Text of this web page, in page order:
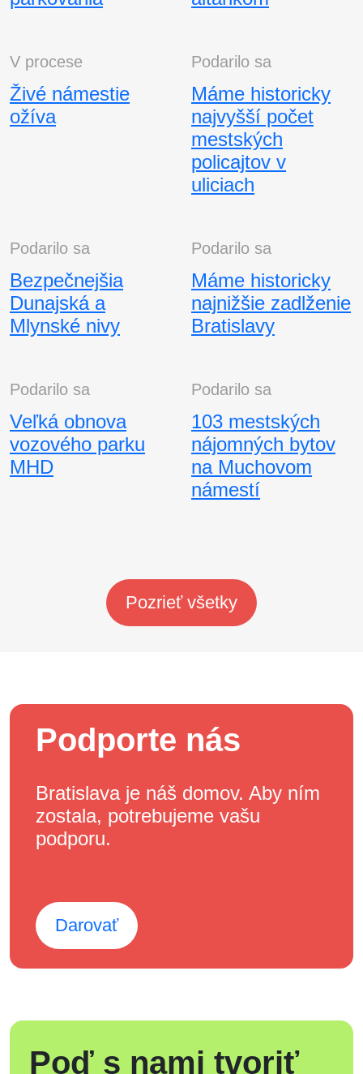
V procese
Živé námestie
ožíva
Podarilo sa
Máme historicky
najvyšší počet
mestských
policajtov v
uliciach
Podarilo sa
Bezpečnejšia
Dunajská a
Mlynské nivy
Podarilo sa
Máme historicky
najnižšie zadlženie
Bratislavy
Podarilo sa
Veľká obnova
vozového parku
MHD
Podarilo sa
103 mestských
nájomných bytov
na Muchovom
námestí
Pozrieť všetky
Podporte nás
Bratislava je náš domov. Aby ním
zostala, potrebujeme vašu
podporu.
Darovať
Poď s nami tvoriť